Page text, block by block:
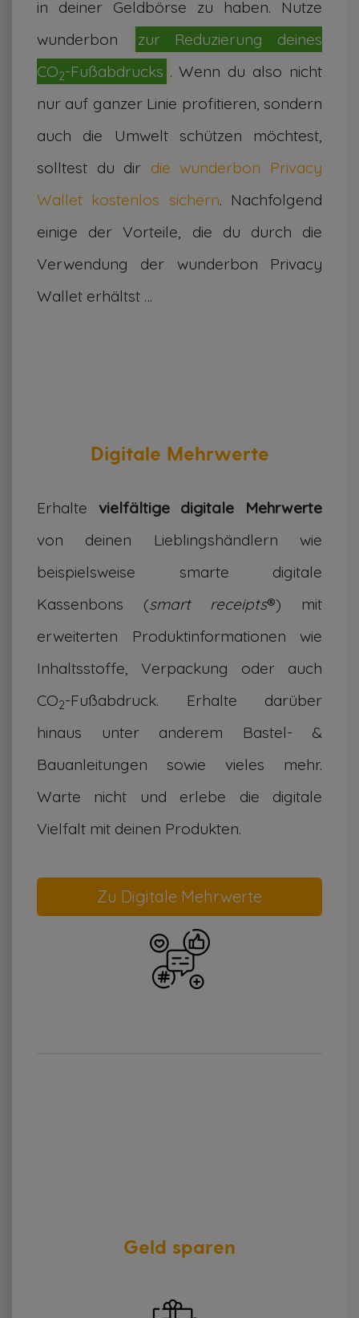
in deiner Geldbörse zu haben. Nutze
wunderbon
zur Reduzierung deines
CO2-Fußabdrucks . Wenn du also nicht
nur auf ganzer Linie profitieren, sondern
auch die Umwelt schützen möchtest,
solltest du dir die wunderbon Privacy
Wallet kostenlos sichern. Nachfolgend
einige der Vorteile, die du durch die
Verwendung der wunderbon Privacy
Wallet erhältst …
Digitale Mehrwerte
Erhalte vielfältige digitale Mehrwerte
von deinen Lieblingshändlern wie
beispielsweise smarte digitale
Kassenbons (smart receipts®) mit
erweiterten Produktinformationen wie
Inhaltsstoffe, Verpackung oder auch
CO2-Fußabdruck. Erhalte darüber
hinaus unter anderem Bastel- &
Bauanleitungen sowie vieles mehr.
Warte nicht und erlebe die digitale
Vielfalt mit deinen Produkten.
Geld sparen